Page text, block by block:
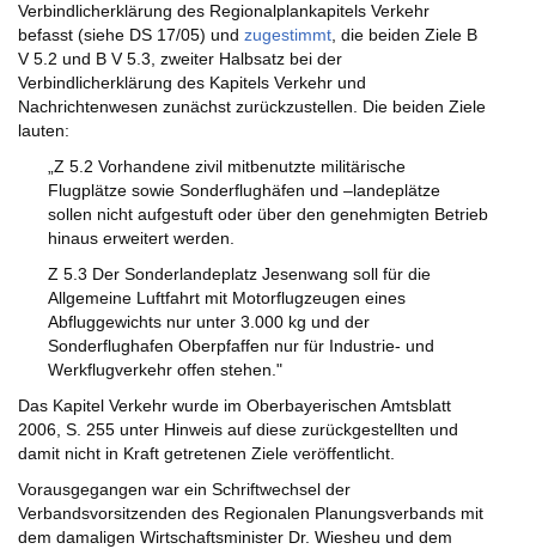
Verbindlicherklärung des Regionalplankapitels Verkehr
befasst (siehe DS 17/05) und zugestimmt, die beiden Ziele B
V 5.2 und B V 5.3, zweiter Halbsatz bei der
Verbindlicherklärung des Kapitels Verkehr und
Nachrichtenwesen zunächst zurückzustellen. Die beiden Ziele
lauten:
„Z 5.2 Vorhandene zivil mitbenutzte militärische
Flugplätze sowie Sonderflughäfen und –landeplätze
sollen nicht aufgestuft oder über den genehmigten Betrieb
hinaus erweitert werden.
Z 5.3 Der Sonderlandeplatz Jesenwang soll für die
Allgemeine Luftfahrt mit Motorflugzeugen eines
Abfluggewichts nur unter 3.000 kg und der
Sonderflughafen Oberpfaffen nur für Industrie- und
Werkflugverkehr offen stehen."
Das Kapitel Verkehr wurde im Oberbayerischen Amtsblatt
2006, S. 255 unter Hinweis auf diese zurückgestellten und
damit nicht in Kraft getretenen Ziele veröffentlicht.
Vorausgegangen war ein Schriftwechsel der
Verbandsvorsitzenden des Regionalen Planungsverbands mit
dem damaligen Wirtschaftsminister Dr. Wiesheu und dem